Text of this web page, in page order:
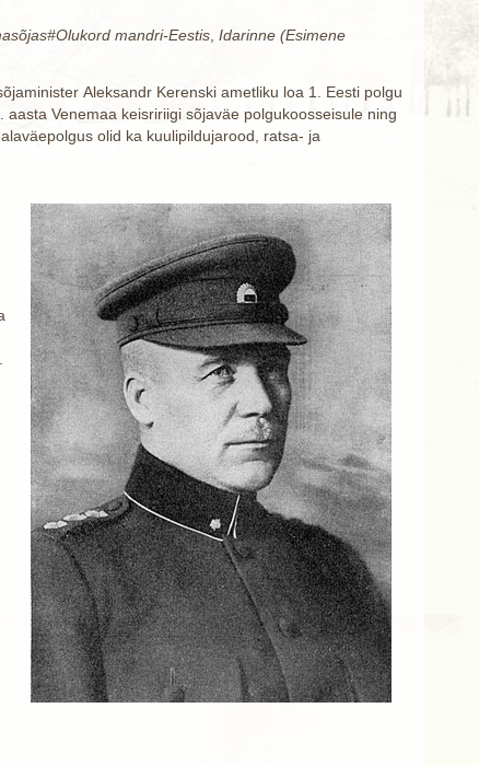
mandri-Eestis Idarinne (Esimene
Aleksandr Kerenski ametliku loa 1. Eesti polgu
Venemaa keisririigi sõjaväe polgukoosseisule ning
olid ka kuulipildujarood, ratsa- ja